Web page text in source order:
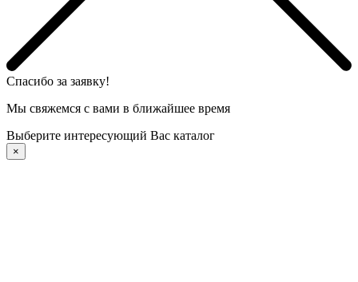
Спасибо за заявку!
Мы свяжемся с вами в ближайшее время
Выберите интересующий Вас каталог
×